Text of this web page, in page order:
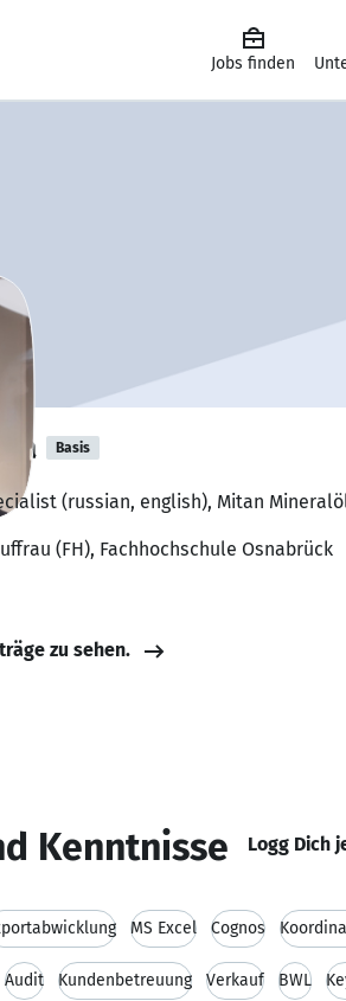
Jobs finden
Basis
(russian, english), Mitan
(FH), Fachhochschule Osnabrück
zu sehen.
Kenntnisse Logg Dich
MS Excel Cognos
Audit Kundenbetreuung Verkauf BWL